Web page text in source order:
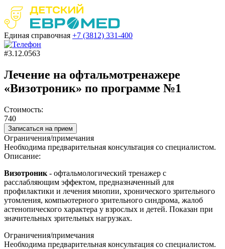
Единая справочная +7 (3812) 331-400
#3.12.0563
Лечение на офтальмотренажере
«Визотроник» по программе №1
Стоимость:
740
Записаться на прием
Ограничения/примечания
Необходима предварительная консультация со специалистом.
Описание:
Визотроник - офтальмологический тренажер с
расслабляющим эффектом, предназначенный для
профилактики и лечения миопии, хронического зрительного
утомления, компьютерного зрительного синдрома, жалоб
астенопического характера у взрослых и детей. Показан при
значительных зрительных нагрузках.
Ограничения/примечания
Необходима предварительная консультация со специалистом.